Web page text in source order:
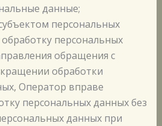
данные;
персональных
персональных
обращения с
обработки
Оператор вправе
персональных данных без
данных при